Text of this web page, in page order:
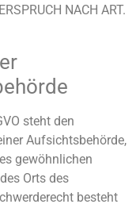
NACH ART.
steht den
Aufsichtsbehörde,
gewöhnlichen
Orts des
besteht